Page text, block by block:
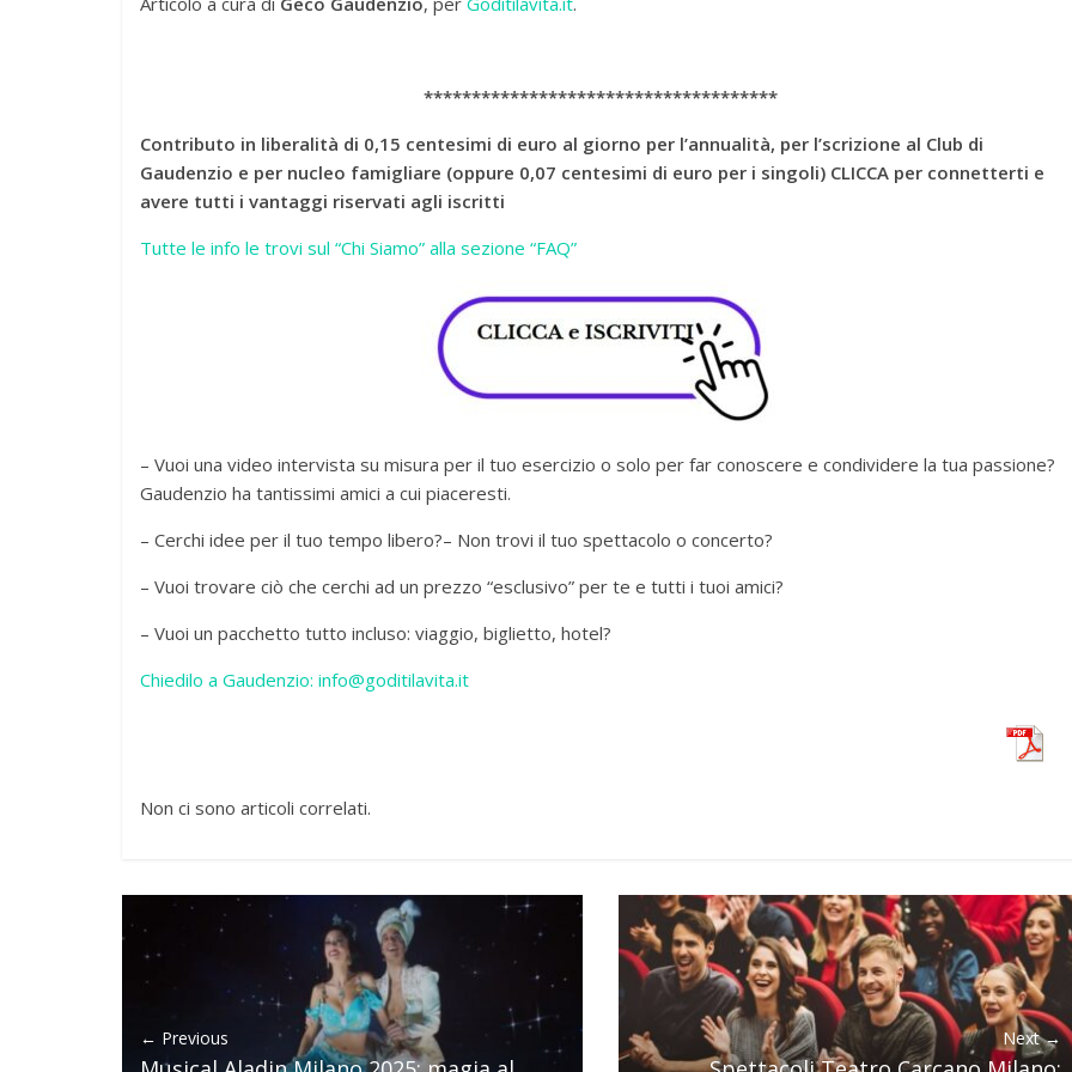
*************************************
Contributo in liberalità di 0,15 centesimi di euro al giorno per l’annualità, per l’scrizione al Club di
Gaudenzio e per nucleo famigliare (oppure 0,07 centesimi di euro per i singoli) CLICCA per connetterti e
avere tutti i vantaggi riservati agli iscritti
Tutte le info le trovi sul “Chi Siamo” alla sezione “FAQ”
– Vuoi una video intervista su misura per il tuo esercizio o solo per far conoscere e condividere la tua passione?
Gaudenzio ha tantissimi amici a cui piaceresti.
– Cerchi idee per il tuo tempo libero?– Non trovi il tuo spettacolo o concerto?
– Vuoi trovare ciò che cerchi ad un prezzo “esclusivo” per te e tutti i tuoi amici?
– Vuoi un pacchetto tutto incluso: viaggio, biglietto, hotel?
Chiedilo a Gaudenzio: info@goditilavita.it
Non ci sono articoli correlati.
← Previous Next →